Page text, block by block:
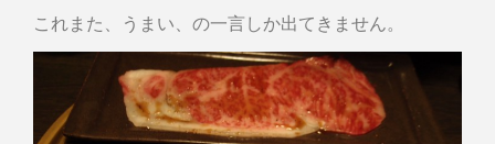
これまた、うまい、の一言しか出てきません。